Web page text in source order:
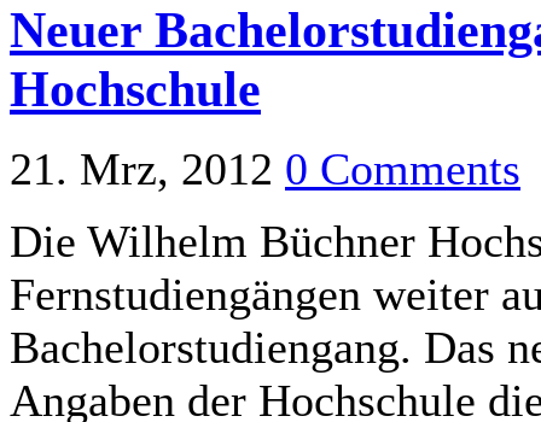
Neuer
Hochschule
21. Mrz, 2012 0 Comments
Die Wilhelm Büchner
Fernstudiengängen weiter
Bachelorstudiengang. Das
Angaben der Hochschule